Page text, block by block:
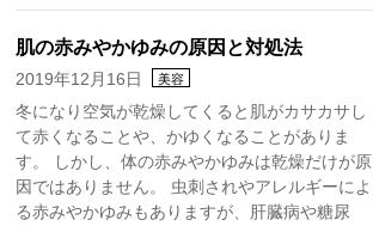
肌の赤みやかゆみの原因と対処法
2019年12月16日 美容
冬になり空気が乾燥してくると肌がカサカサし
て赤くなることや、かゆくなることがありま
す。 しかし、体の赤みやかゆみは乾燥だけが原
因ではありません。 虫刺されやアレルギーによ
る赤みやかゆみもありますが、肝臓病や糖尿